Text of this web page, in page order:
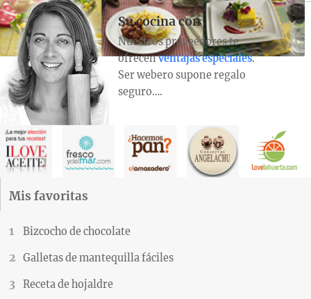
Su cocina con
Nuestros proveedores te
ofrecenventajas especiales.
Ser webero supone regalo
seguro….
Mis favoritas
Bizcocho de chocolate
Galletas de mantequilla fáciles
Receta de hojaldre